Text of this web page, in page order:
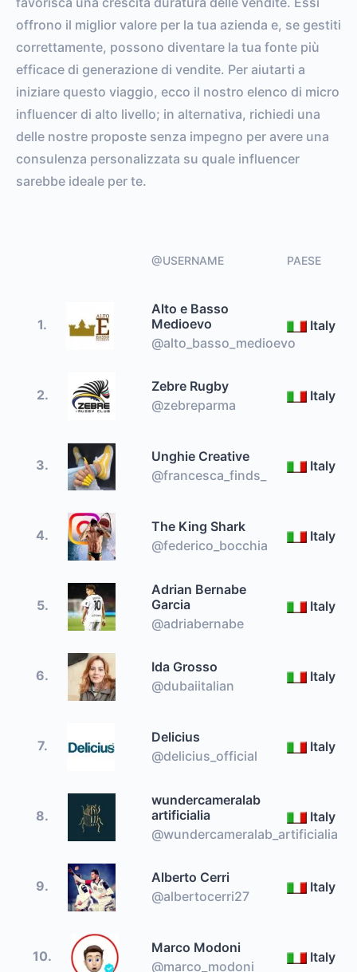
offrono il miglior valore per la tua azienda e, se gestiti
correttamente, possono diventare la tua fonte più
efficace di generazione di vendite. Per aiutarti a
iniziare questo viaggio, ecco il nostro elenco di micro
influencer di alto livello; in alternativa, richiedi una
delle nostre proposte senza impegno per avere una
consulenza personalizzata su quale influencer
sarebbe ideale per te.
@USERNAME PAESE
1.
Alto e Basso
Medioevo
@alto_basso_medioevo
Italy
2.
Zebre Rugby
@zebreparma
Italy
3.
Unghie Creative
@francesca_finds_
Italy
4.
The King Shark
@federico_bocchia
Italy
5.
Adrian Bernabe
Garcia
@adriabernabe
Italy
6.
Ida Grosso
@dubaiitalian
Italy
7.
Delicius
@delicius_official
Italy
8.
wundercameralab
artificialia
@wundercameralab_artificialia
Italy
9.
Alberto Cerri
@albertocerri27
Italy
10.
Marco Modoni
@marco_modoni
Italy